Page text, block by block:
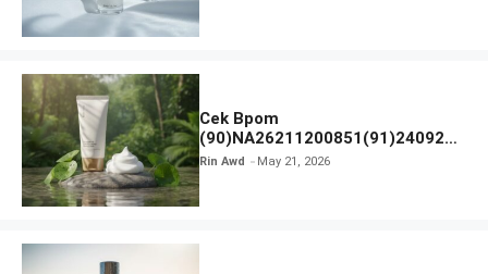
Cek Bpom
(90)NA26211200851(91)240924
SKIN1004 Madagascar Centella
Rin Awd May 21, 2026